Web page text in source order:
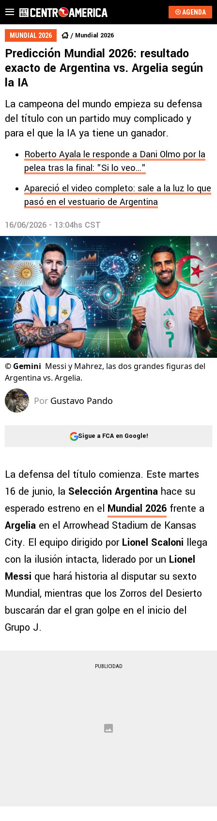
AGENDA
MUNDIAL 2026 Mundial 2026
Predicción Mundial 2026: resultado
exacto de Argentina vs. Argelia según
la IA
La campeona del mundo empieza su defensa
del título con un partido muy complicado y
para el que la IA ya tiene un ganador.
Roberto Ayala le responde a Dani Olmo por la
pelea tras la final: "Si lo veo..."
Apareció el video completo: sale a la luz lo que
pasó en el vestuario de Argentina
16/06/2026 - 13:04hs CST
© Gemini Messi y Mahrez, las dos grandes figuras del
Argentina vs. Argelia.
Por Gustavo Pando
Sigue a FCA en Google!
La defensa del título comienza. Este martes
16 de junio, la Selección Argentina hace su
esperado estreno en el Mundial 2026 frente a
Argelia en el Arrowhead Stadium de Kansas
City. El equipo dirigido por Lionel Scaloni llega
con la ilusión intacta, liderado por un Lionel
Messi que hará historia al disputar su sexto
Mundial, mientras que los Zorros del Desierto
buscarán dar el gran golpe en el inicio del
Grupo J.
PUBLICIDAD